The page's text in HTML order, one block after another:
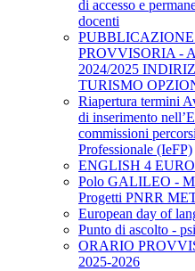
di accesso e
docenti
PROVVISORIA -
2024/2025
TURISMO
Riapertura termini
di inserimento
commissioni
Professionale (IeFP)
ENGLISH 4
Polo GALILEO -
Progetti PNRR
European day of
Punto di ascolto -
ORARIO
2025-2026